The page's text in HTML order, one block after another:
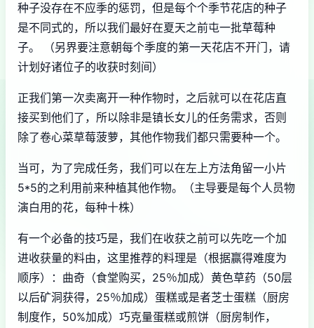
种子没存在不应季的惩罚，但是每个个季节花店的种子
是不同式的，所以我们最好在夏天之前屯一批草莓种
子。 （另界要注意朝每个季度的第一天花店不开门，请
计划好诸位子的收获时刻间）
正我们第一次卖离开一种作物时，之后就可以在花店直
接买到他们了，所以除非是镇长女儿的任务需求，否则
除了卷心菜草莓菠萝，其他作物我们都只需要种一个。
当可，为了完成任务，我们可以在左上方法角留一小片
5*5的之利用前来种植其他作物。（主导要是每个人员物
演白用的花，每种十株）
有一个必备的技巧是，我们在收获之前可以先吃一个加
进收获量的料由，这里推荐的料理是（根据赢得难度为
顺序）：曲奇（食堂购买，25％加成）黄色草药（50层
以后矿洞获得，25％加成）蛋糕或是者芝士蛋糕（厨房
制度作，50%加成）巧克量蛋糕或煎饼（厨房制作，